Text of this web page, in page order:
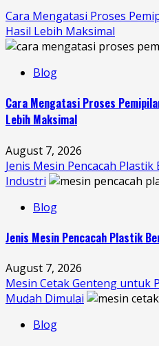
Cara Mengatasi Proses
Hasil Lebih Maksimal
Blog
Cara Mengatasi Proses
Lebih Maksimal
August 7, 2026
Jenis Mesin Pencacah
Industri
Blog
Jenis Mesin Pencacah Plastik
August 7, 2026
Mesin Cetak Genteng untuk
Mudah Dimulai
Blog